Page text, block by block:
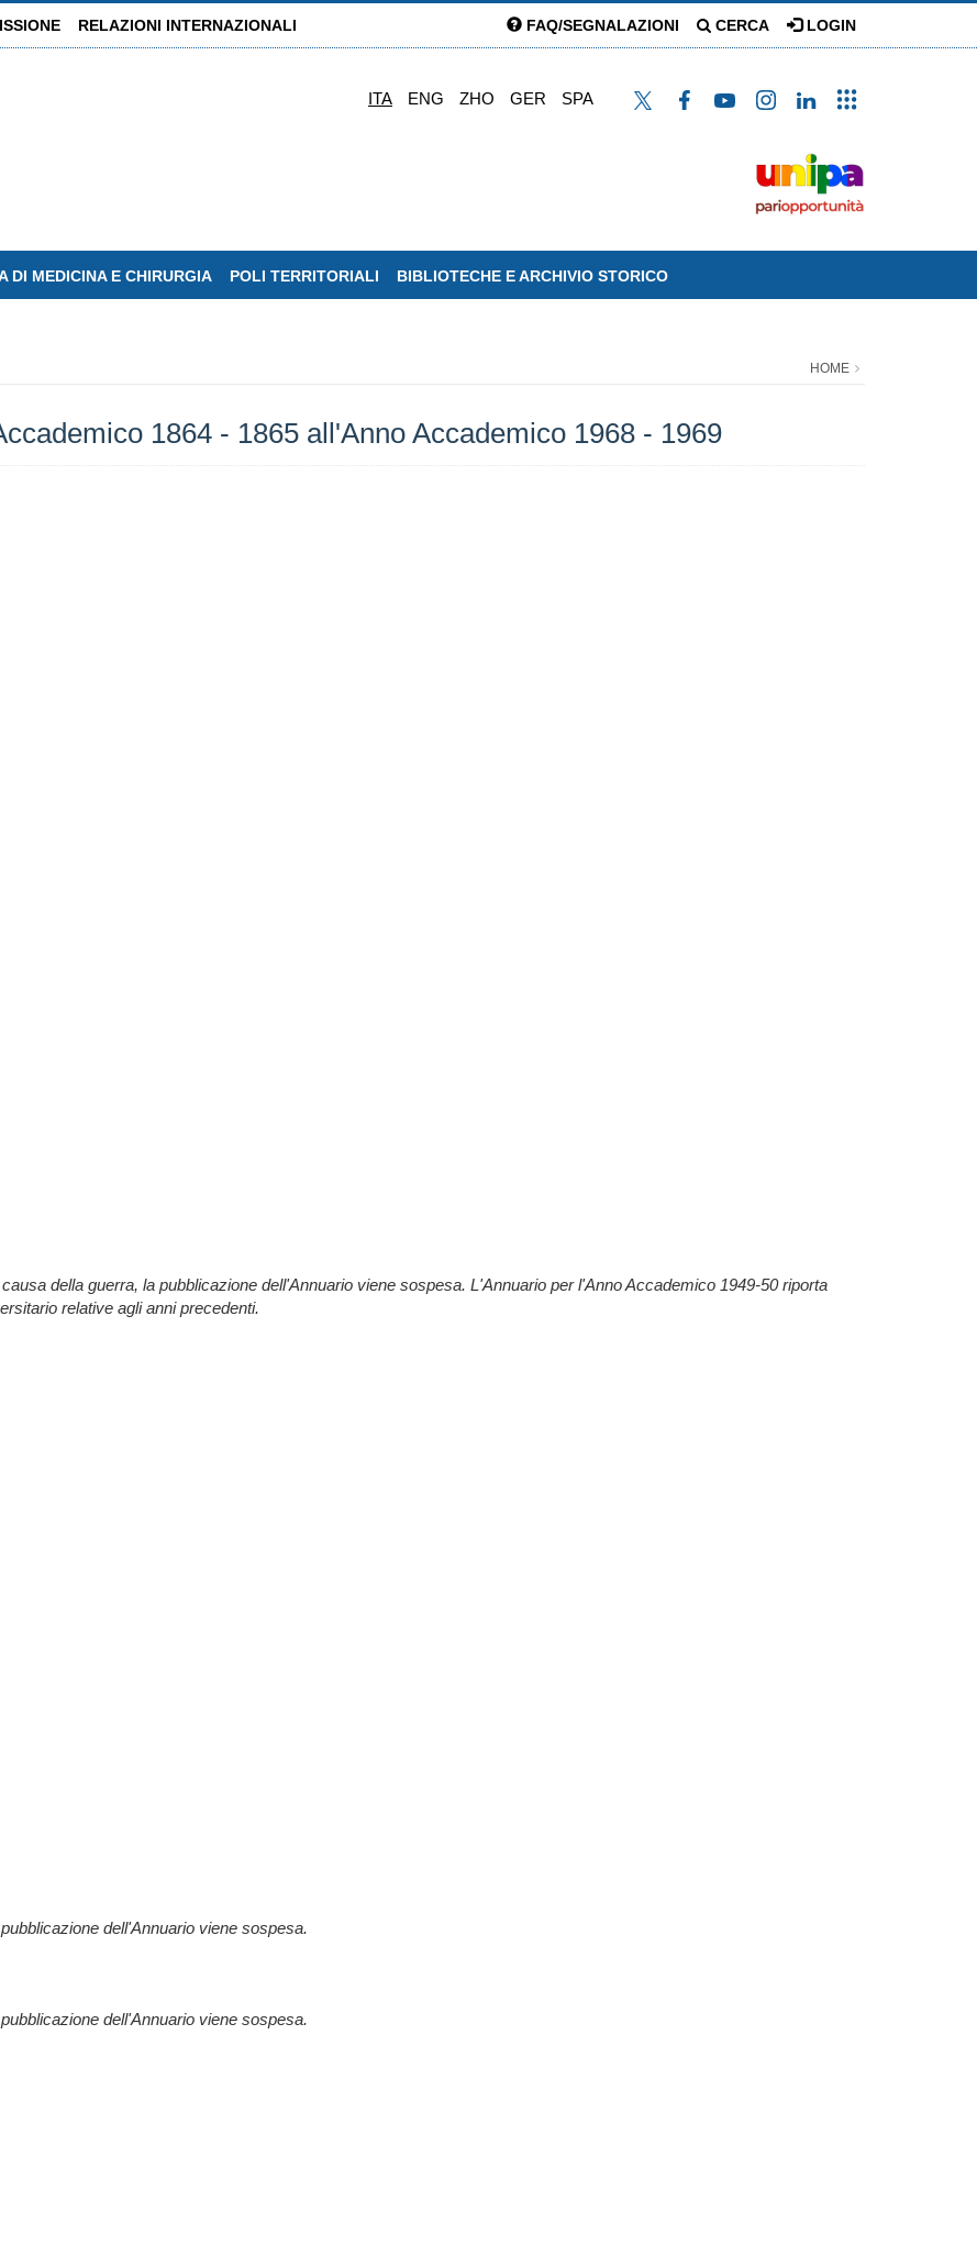
RELAZIONI INTERNAZIONALI FAQ/SEGNALAZIONI CERCA LOGIN
ITA ENG ZHO GER SPA
DI MEDICINA E CHIRURGIA POLI TERRITORIALI BIBLIOTECHE E ARCHIVIO STORICO
HOME
1864 - 1865 all'Anno Accademico 1968 - 1969
della guerra, la pubblicazione dell'Annuario viene sospesa. L'Annuario per l'Anno Accademico 1949-50 riporta
relative agli anni precedenti.
dell'Annuario viene sospesa.
dell'Annuario viene sospesa.